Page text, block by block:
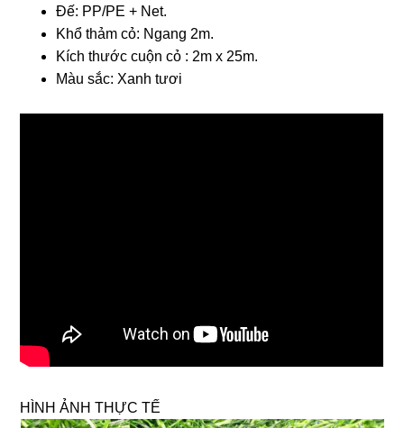
Đế: PP/PE + Net.
Khổ thảm cỏ: Ngang 2m.
Kích thước cuộn cỏ : 2m x 25m.
Màu sắc: Xanh tươi
HÌNH ẢNH THỰC TẾ